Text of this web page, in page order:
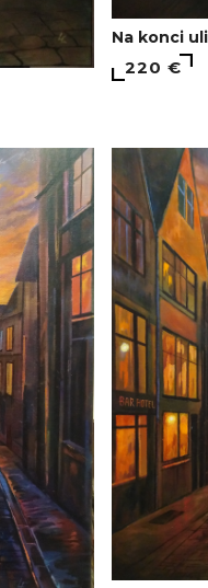
Na konci
220 €